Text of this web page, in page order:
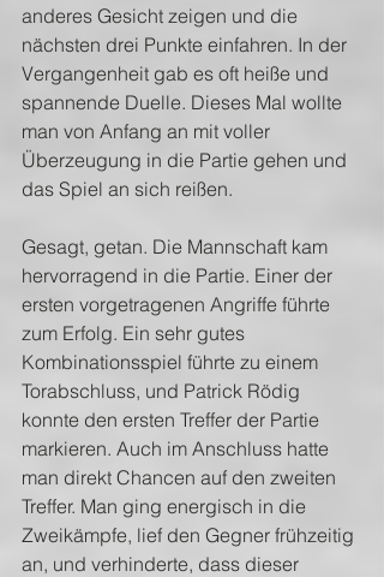
anderes Gesicht zeigen und die
nächsten drei Punkte einfahren. In der
Vergangenheit gab es oft heiße und
spannende Duelle. Dieses Mal wollte
man von Anfang an mit voller
Überzeugung in die Partie gehen und
das Spiel an sich reißen.
Gesagt, getan. Die Mannschaft kam
hervorragend in die Partie. Einer der
ersten vorgetragenen Angriffe führte
zum Erfolg. Ein sehr gutes
Kombinationsspiel führte zu einem
Torabschluss, und Patrick Rödig
konnte den ersten Treffer der Partie
markieren. Auch im Anschluss hatte
man direkt Chancen auf den zweiten
Treffer. Man ging energisch in die
Zweikämpfe, lief den Gegner frühzeitig
an, und verhinderte, dass dieser